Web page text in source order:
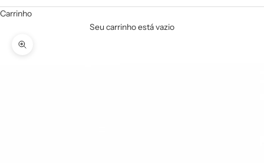
Carrinho
Seu carrinho está vazio
Zoom na imagem